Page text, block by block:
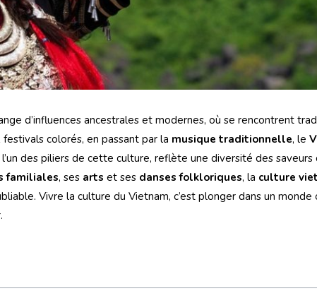
d’influences ancestrales et modernes, où se rencontrent
festivals colorés, en passant par la musique traditionnelle, le
des piliers de cette culture, reflète une diversité des saveurs
familiales, ses arts et ses danses folkloriques, la culture
Vivre la culture du Vietnam, c’est plonger dans un monde